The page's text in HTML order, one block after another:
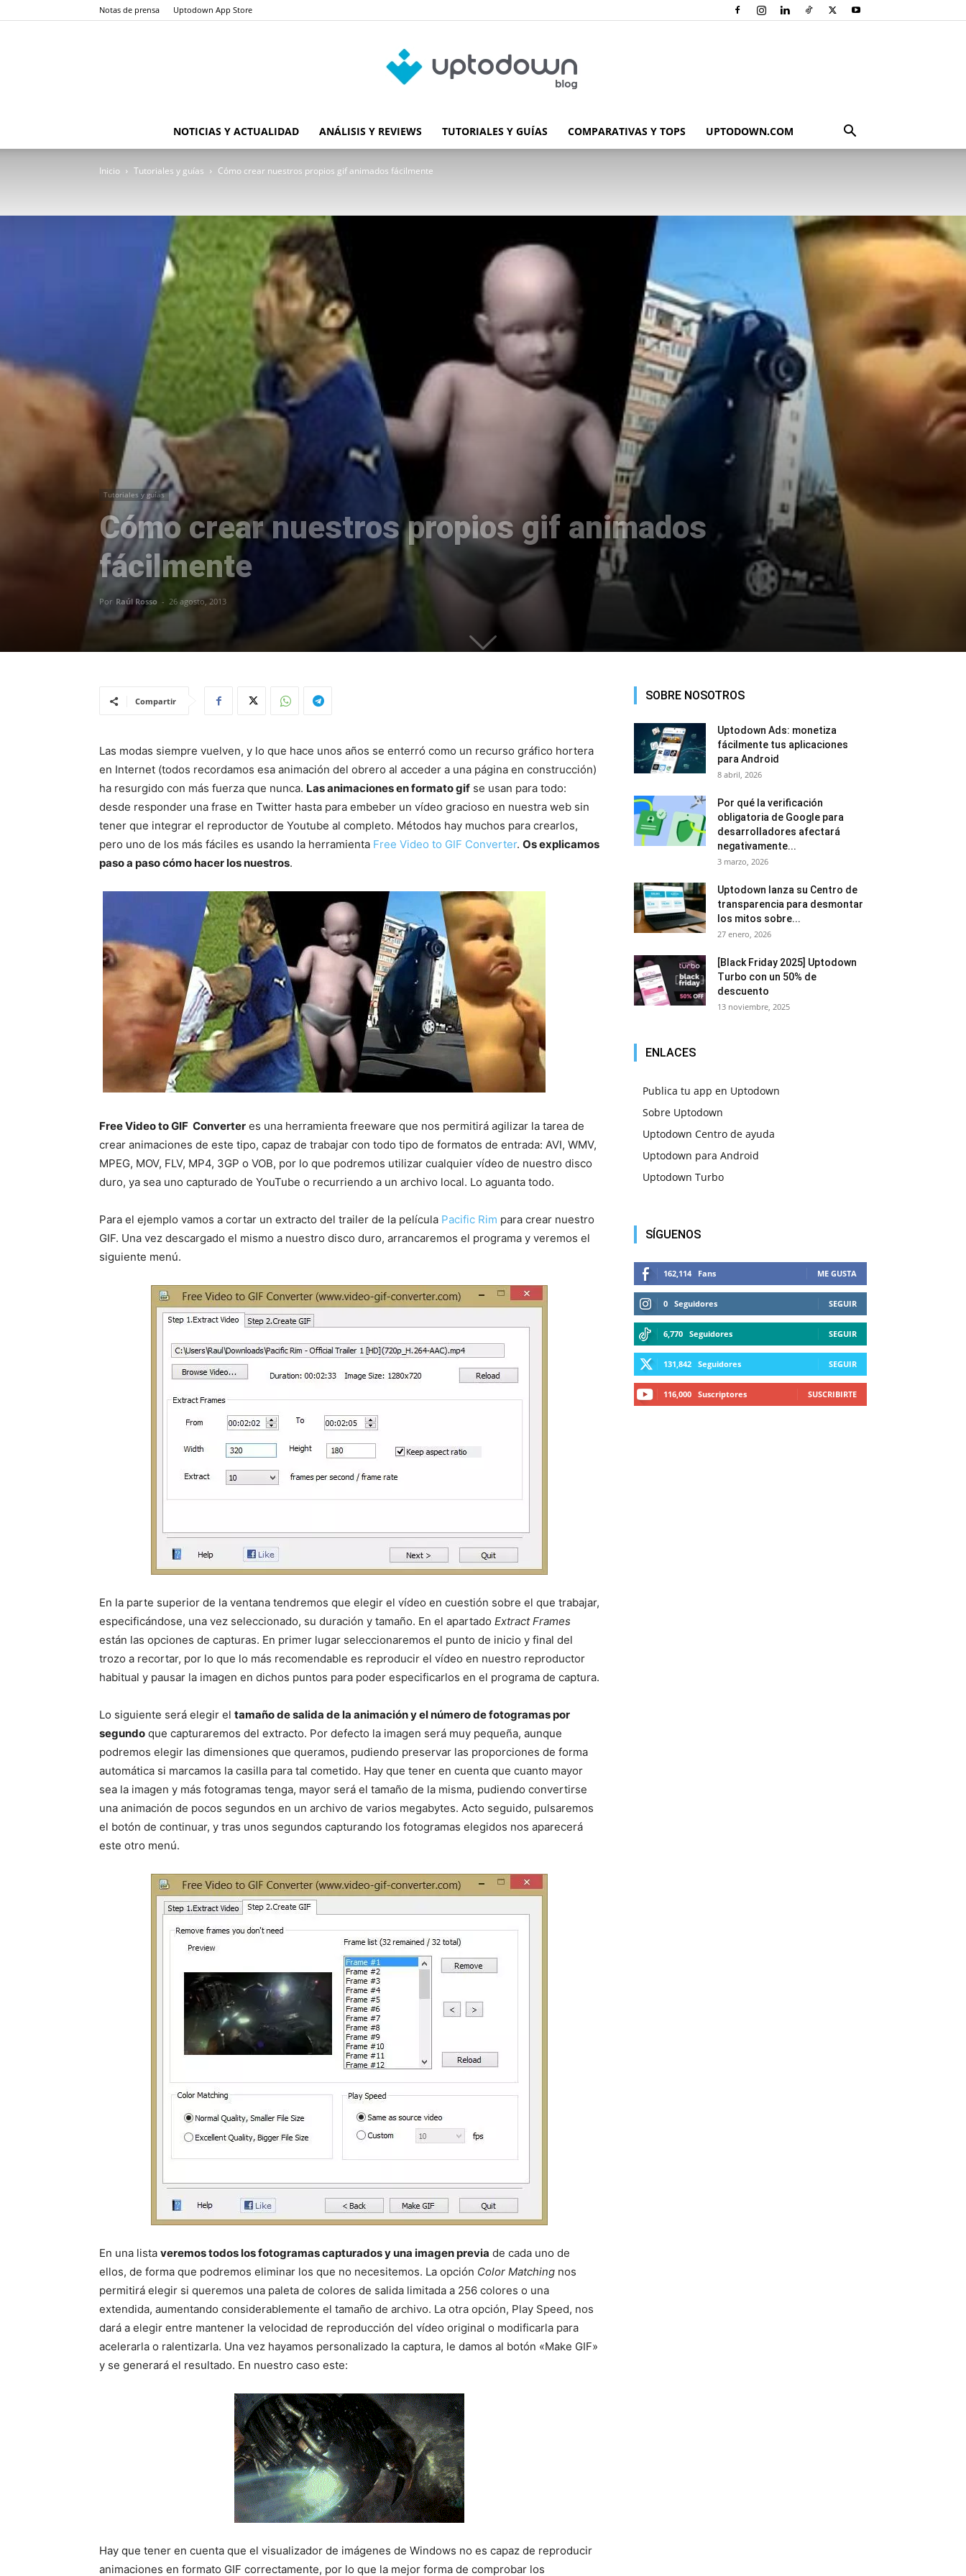
Notas de prensa Uptodown App Store
Blog
Uptodown
NOTICIAS Y ACTUALIDAD ANÁLISIS Y REVIEWS TUTORIALES Y GUÍAS COMPARATIVAS Y TOPS UPTODOWN.COM
Inicio Tutoriales y guías Cómo crear nuestros propios gif animados fácilmente
Tutoriales y guías
Cómo crear nuestros propios gif animados
fácilmente
Por Raúl Rosso - 26 agosto, 2013
Compartir
Las modas siempre vuelven, y lo que hace unos años se enterró como un recurso gráfico hortera
en Internet (todos recordamos esa animación del obrero al acceder a una página en construcción)
ha resurgido con más fuerza que nunca. Las animaciones en formato gif se usan para todo:
desde responder una frase en Twitter hasta para embeber un vídeo gracioso en nuestra web sin
tener que integrar el reproductor de Youtube al completo. Métodos hay muchos para crearlos,
pero uno de los más fáciles es usando la herramienta Free Video to GIF Converter. Os explicamos
paso a paso cómo hacer los nuestros.
Free Video to GIF Converter es una herramienta freeware que nos permitirá agilizar la tarea de
crear animaciones de este tipo, capaz de trabajar con todo tipo de formatos de entrada: AVI, WMV,
MPEG, MOV, FLV, MP4, 3GP o VOB, por lo que podremos utilizar cualquier vídeo de nuestro disco
duro, ya sea uno capturado de YouTube o recurriendo a un archivo local. Lo aguanta todo.
Para el ejemplo vamos a cortar un extracto del trailer de la película Pacific Rim para crear nuestro
GIF. Una vez descargado el mismo a nuestro disco duro, arrancaremos el programa y veremos el
siguiente menú.
En la parte superior de la ventana tendremos que elegir el vídeo en cuestión sobre el que trabajar,
especificándose, una vez seleccionado, su duración y tamaño. En el apartado Extract Frames
están las opciones de capturas. En primer lugar seleccionaremos el punto de inicio y final del
trozo a recortar, por lo que lo más recomendable es reproducir el vídeo en nuestro reproductor
habitual y pausar la imagen en dichos puntos para poder especificarlos en el programa de captura.
Lo siguiente será elegir el tamaño de salida de la animación y el número de fotogramas por
segundo que capturaremos del extracto. Por defecto la imagen será muy pequeña, aunque
podremos elegir las dimensiones que queramos, pudiendo preservar las proporciones de forma
automática si marcamos la casilla para tal cometido. Hay que tener en cuenta que cuanto mayor
sea la imagen y más fotogramas tenga, mayor será el tamaño de la misma, pudiendo convertirse
una animación de pocos segundos en un archivo de varios megabytes. Acto seguido, pulsaremos
el botón de continuar, y tras unos segundos capturando los fotogramas elegidos nos aparecerá
este otro menú.
En una lista veremos todos los fotogramas capturados y una imagen previa de cada uno de
ellos, de forma que podremos eliminar los que no necesitemos. La opción Color Matching nos
permitirá elegir si queremos una paleta de colores de salida limitada a 256 colores o una
extendida, aumentando considerablemente el tamaño de archivo. La otra opción, Play Speed, nos
dará a elegir entre mantener la velocidad de reproducción del vídeo original o modificarla para
acelerarla o ralentizarla. Una vez hayamos personalizado la captura, le damos al botón «Make GIF»
y se generará el resultado. En nuestro caso este:
Hay que tener en cuenta que el visualizador de imágenes de Windows no es capaz de reproducir
animaciones en formato GIF correctamente, por lo que la mejor forma de comprobar los
SOBRE NOSOTROS
Uptodown Ads: monetiza
fácilmente tus aplicaciones
para Android
8 abril, 2026
Por qué la verificación
obligatoria de Google para
desarrolladores afectará
negativamente...
3 marzo, 2026
Uptodown lanza su Centro de
transparencia para desmontar
los mitos sobre...
27 enero, 2026
[Black Friday 2025] Uptodown
Turbo con un 50% de
descuento
13 noviembre, 2025
ENLACES
Publica tu app en Uptodown
Sobre Uptodown
Uptodown Centro de ayuda
Uptodown para Android
Uptodown Turbo
SÍGUENOS
162,114 Fans ME GUSTA
0 Seguidores SEGUIR
6,770 Seguidores SEGUIR
131,842 Seguidores SEGUIR
116,000 Suscriptores SUSCRIBIRTE